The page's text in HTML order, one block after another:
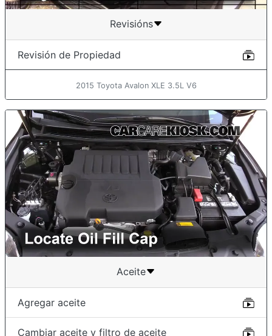
Revisións
Revisión de Propiedad
2015 Toyota Avalon XLE 3.5L V6
Aceite
Agregar aceite
Cambiar aceite y filtro de aceite